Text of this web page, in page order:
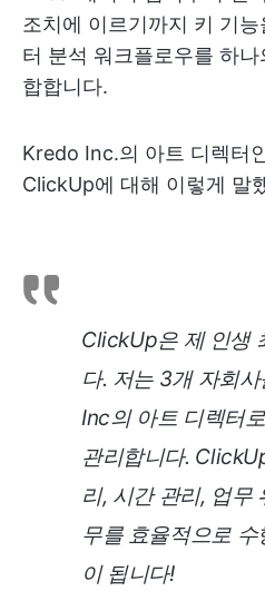
조치에 이르기까지 키 기
터 분석 워크플로우를 하
합합니다.
Kredo Inc.의 아트 디렉터
ClickUp에 대해 이렇게 말
ClickUp은 제 인생
다. 저는 3개 자회
Inc의 아트 디렉터
관리합니다.
리, 시간 관리, 업무
무를 효율적으로
이 됩니다!